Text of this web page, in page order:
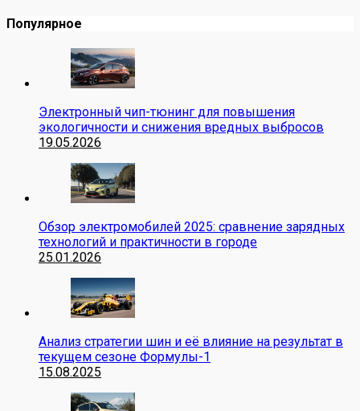
Популярное
Электронный чип-тюнинг для повышения
экологичности и снижения вредных выбросов
19.05.2026
Обзор электромобилей 2025: сравнение зарядных
технологий и практичности в городе
25.01.2026
Анализ стратегии шин и её влияние на результат в
текущем сезоне Формулы-1
15.08.2025